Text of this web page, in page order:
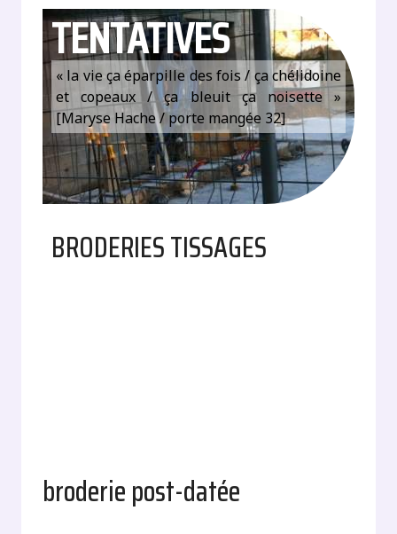
TENTATIVES
« la vie ça éparpille des fois / ça chélidoine
et copeaux / ça bleuit ça noisette »
[Maryse Hache / porte mangée 32]
BRODERIES TISSAGES
broderie post-datée